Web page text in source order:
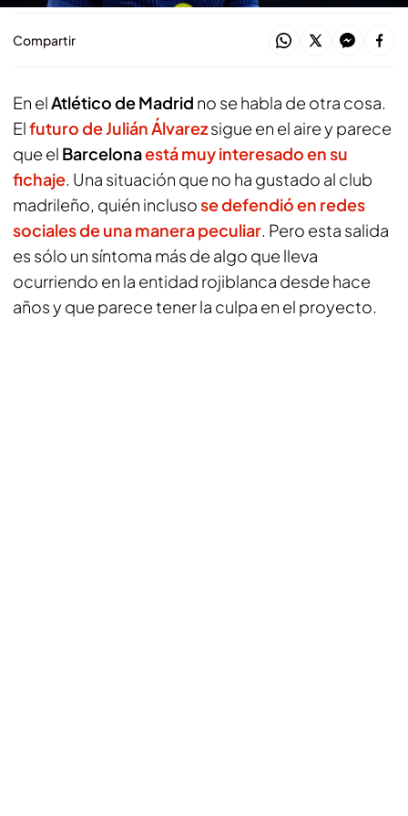
Compartir
En elAtlético de Madrid no se habla de otra cosa.
Elfuturo de Julián Álvarezsigue en el aire y parece
que el Barcelonaestá muy interesado en su
fichaje. Una situación que no ha gustado al club
madrileño, quién inclusose defendió en redes
sociales de una manera peculiar. Pero esta salida
es sólo un síntoma más de algo que lleva
ocurriendo en la entidad rojiblanca desde hace
años y que parece tener la culpa en el proyecto.